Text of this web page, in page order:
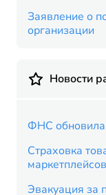
Заявление о
организации
Новости
ФНС
Страховка
маркетплейсов
Эвакуация за